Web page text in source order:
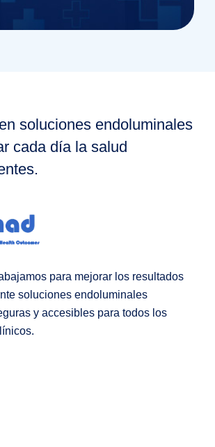
soluciones endoluminales
cada día la salud
para mejorar los resultados
soluciones endoluminales
y accesibles para todos los